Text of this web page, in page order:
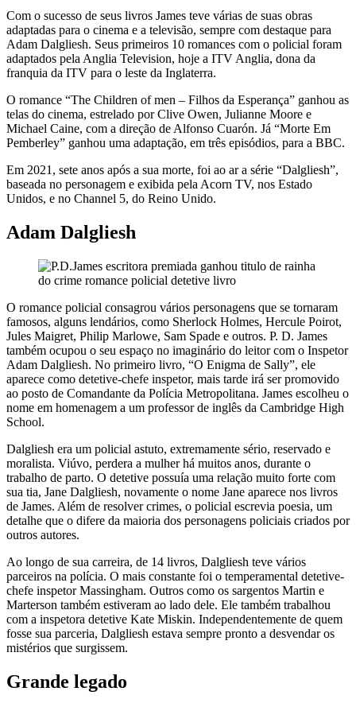
Com o sucesso de seus livros James teve várias de suas obras
adaptadas para o cinema e a televisão, sempre com destaque para
Adam Dalgliesh. Seus primeiros 10 romances com o policial foram
adaptados pela Anglia Television, hoje a ITV Anglia, dona da
franquia da ITV para o leste da Inglaterra.
O romance “The Children of men – Filhos da Esperança” ganhou as
telas do cinema, estrelado por Clive Owen, Julianne Moore e
Michael Caine, com a direção de Alfonso Cuarón. Já “Morte Em
Pemberley” ganhou uma adaptação, em três episódios, para a BBC.
Em 2021, sete anos após a sua morte, foi ao ar a série “Dalgliesh”,
baseada no personagem e exibida pela Acorn TV, nos Estado
Unidos, e no Channel 5, do Reino Unido.
Adam Dalgliesh
O romance policial consagrou vários personagens que se tornaram
famosos, alguns lendários, como Sherlock Holmes, Hercule Poirot,
Jules Maigret, Philip Marlowe, Sam Spade e outros. P. D. James
também ocupou o seu espaço no imaginário do leitor com o Inspetor
Adam Dalgliesh. No primeiro livro, “O Enigma de Sally”, ele
aparece como detetive-chefe inspetor, mais tarde irá ser promovido
ao posto de Comandante da Polícia Metropolitana. James escolheu o
nome em homenagem a um professor de inglês da Cambridge High
School.
Dalgliesh era um policial astuto, extremamente sério, reservado e
moralista. Viúvo, perdera a mulher há muitos anos, durante o
trabalho de parto. O detetive possuía uma relação muito forte com
sua tia, Jane Dalgliesh, novamente o nome Jane aparece nos livros
de James. Além de resolver crimes, o policial escrevia poesia, um
detalhe que o difere da maioria dos personagens policiais criados por
outros autores.
Ao longo de sua carreira, de 14 livros, Dalgliesh teve vários
parceiros na polícia. O mais constante foi o temperamental detetive-
chefe inspetor Massingham. Outros como os sargentos Martin e
Marterson também estiveram ao lado dele. Ele também trabalhou
com a inspetora detetive Kate Miskin. Independentemente de quem
fosse sua parceria, Dalgliesh estava sempre pronto a desvendar os
mistérios que surgissem.
Grande legado